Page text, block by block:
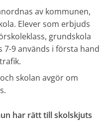
av kommunen,
Elever som erbjuds
grundskola
7-9 används i första hand
skolan avgör om
har rätt till skolskjuts